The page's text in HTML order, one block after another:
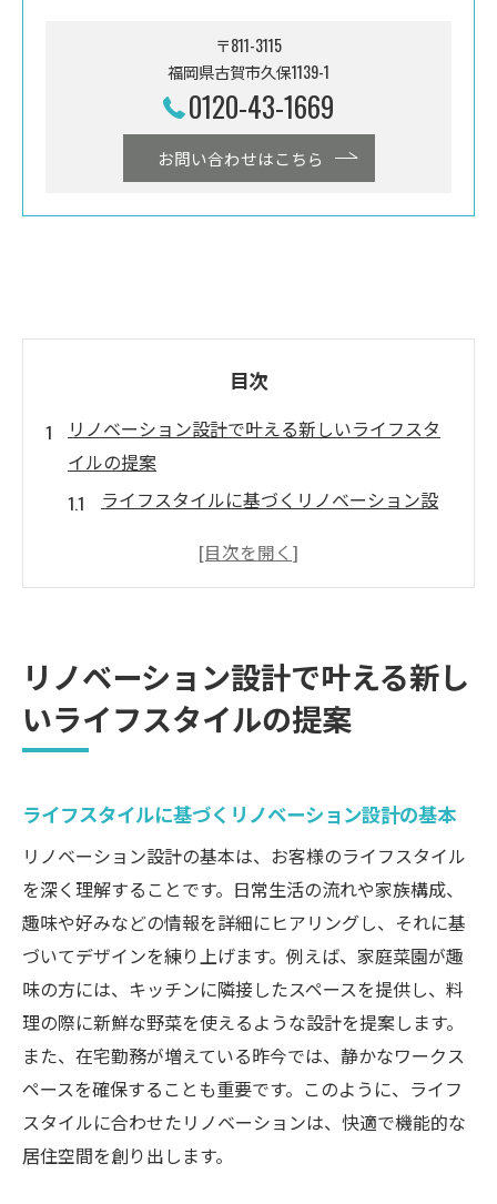
〒811-3115
福岡県古賀市久保1139-1
0120-43-1669
お問い合わせはこちら
目次
リノベーション設計で叶える新しいライフスタ
イルの提案
ライフスタイルに基づくリノベーション設
最新トレンドを取り入れたリノベーション
個別ニーズに応えるリノベーションの魅力
持続可能なライフスタイルを目指した設計
ョンのポイント
家族構成に応じたリノベーションのアイデ
ア
日常の過ごし方を考慮したデザイン選び
趣味を取り入れた空間作りのポイント
リノベーションにおける個人の好みの反映
ライフスタイルに適した素材と色の選び方
お客様の声を形にするヒアリングの重要性
リノベーション設計で空間をより機能的かつ魅
力的に変える方法
リノベーション設計で叶える新し
いライフスタイルの提案
ライフスタイルに基づくリノベーション設計の基本
リノベーション設計の基本は、お客様のライフスタイル
を深く理解することです。日常生活の流れや家族構成、
趣味や好みなどの情報を詳細にヒアリングし、それに基
づいてデザインを練り上げます。例えば、家庭菜園が趣
味の方には、キッチンに隣接したスペースを提供し、料
理の際に新鮮な野菜を使えるような設計を提案します。
また、在宅勤務が増えている昨今では、静かなワークス
ペースを確保することも重要です。このように、ライフ
スタイルに合わせたリノベーションは、快適で機能的な
居住空間を創り出します。